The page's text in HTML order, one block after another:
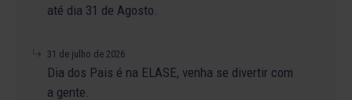
até dia 31 de Agosto.
31 de julho de 2026
Dia dos Pais é na ELASE, venha se divertir com
a gente.